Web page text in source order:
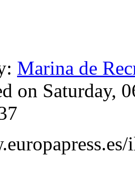
Marina de
on Saturday,